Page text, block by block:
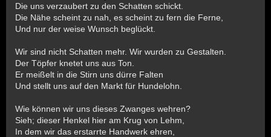
Die uns verzaubert zu den Schatten schickt.
Die Nähe scheint zu nah, es scheint zu fern die Ferne,
Und nur der weise Wunsch beglückt.
Wir sind nicht Schatten mehr. Wir wurden zu Gestalten.
Der Töpfer knetet uns aus Ton.
Er meißelt in die Stirn uns dürre Falten
Und stellt uns auf den Markt für Hundelohn.
Wie können wir uns dieses Zwanges wehren?
Sieh; dieser Henkel hier am Krug von Lehm,
In dem wir das erstarrte Handwerk ehren,